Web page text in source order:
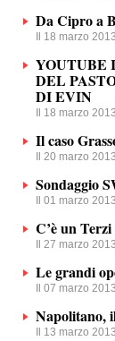
Da Cipro a
Il 18 marzo
YOUTUBE
DEL
DI EVIN
Il 18 marzo
Il caso
Il 20 marzo
Sondaggio
Il 01 marzo
C’è un
Il 27 marzo
Le grandi
Il 07 marzo
Napolitano,
Il 13 marzo